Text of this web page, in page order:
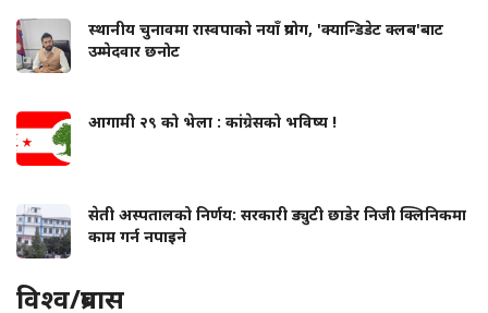
स्थानीय चुनावमा रास्वपाको नयाँ प्रयोग, 'क्यान्डिडेट क्लब'बाट
उम्मेदवार छनोट
आगामी २९ को भेला : कांग्रेसको भविष्य !
सेती अस्पतालको निर्णय: सरकारी ड्युटी छाडेर निजी क्लिनिकमा
काम गर्न नपाइने
विश्व/प्रबास